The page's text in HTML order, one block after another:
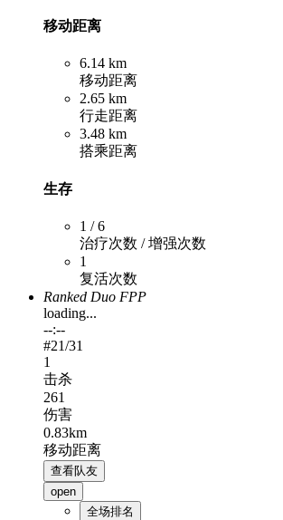
移动距离
6.14 km
移动距离
2.65 km
行走距离
3.48 km
搭乘距离
生存
1 / 6
治疗次数 / 增强次数
1
复活次数
Ranked Duo FPP
loading...
--:--
#21/31
1
击杀
261
伤害
0.83km
移动距离
查看队友
open
全场排名